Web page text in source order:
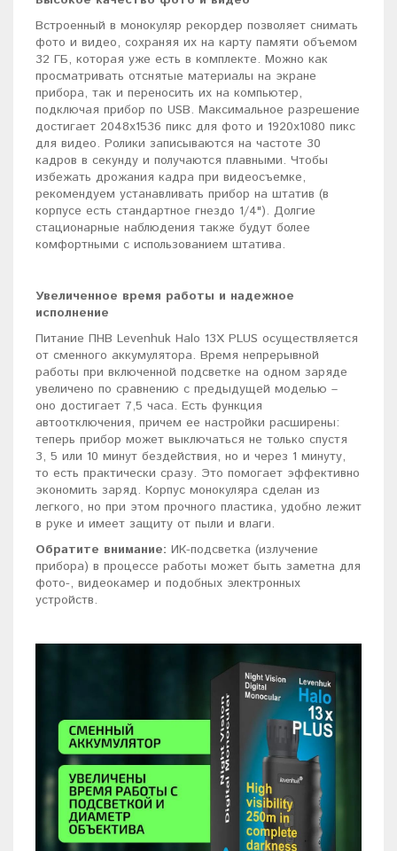
Встроенный в монокуляр рекордер позволяет снимать
фото и видео, сохраняя их на карту памяти объемом
32 ГБ, которая уже есть в комплекте. Можно как
просматривать отснятые материалы на экране
прибора, так и переносить их на компьютер,
подключая прибор по USB. Максимальное разрешение
достигает 2048х1536 пикс для фото и 1920x1080 пикс
для видео. Ролики записываются на частоте 30
кадров в секунду и получаются плавными. Чтобы
избежать дрожания кадра при видеосъемке,
рекомендуем устанавливать прибор на штатив (в
корпусе есть стандартное гнездо 1/4"). Долгие
стационарные наблюдения также будут более
комфортными с использованием штатива.
Увеличенное время работы и надежное
исполнение
Питание ПНВ Levenhuk Halo 13X PLUS осуществляется
от сменного аккумулятора. Время непрерывной
работы при включенной подсветке на одном заряде
увеличено по сравнению с предыдущей моделью –
оно достигает 7,5 часа. Есть функция
автоотключения, причем ее настройки расширены:
теперь прибор может выключаться не только спустя
3, 5 или 10 минут бездействия, но и через 1 минуту,
то есть практически сразу. Это помогает эффективно
экономить заряд. Корпус монокуляра сделан из
легкого, но при этом прочного пластика, удобно лежит
в руке и имеет защиту от пыли и влаги.
Обратите внимание: ИК-подсветка (излучение
прибора) в процессе работы может быть заметна для
фото-, видеокамер и подобных электронных
устройств.